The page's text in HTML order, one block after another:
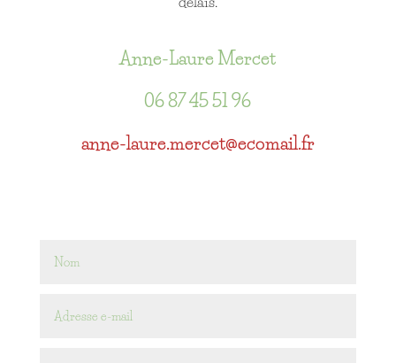
Anne-Laure Mercet
06 87 45 51 96
anne-laure.mercet@ecomail.fr